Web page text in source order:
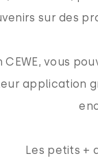
sur des
vous
application
Les petits +